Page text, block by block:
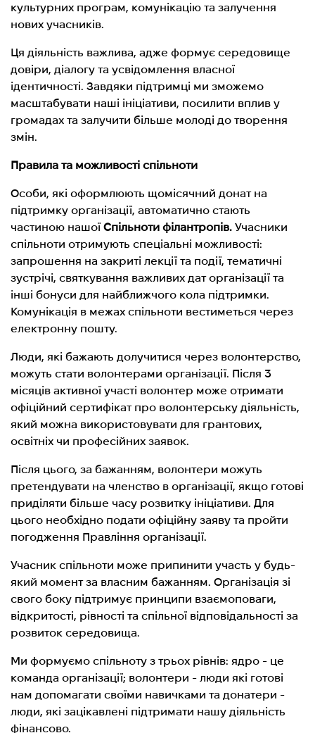
культурних програм, комунікацію та залучення
нових учасників.
Ця діяльність важлива, адже формує середовище
довіри, діалогу та усвідомлення власної
ідентичності. Завдяки підтримці ми зможемо
масштабувати наші ініціативи, посилити вплив у
громадах та залучити більше молоді до творення
змін.
Правила та можливості спільноти
Особи, які оформлюють щомісячний донат на
підтримку організації, автоматично стають
частиною нашоїСпільноти філантропів. Учасники
спільноти отримують спеціальні можливості:
запрошення на закриті лекції та події, тематичні
зустрічі, святкування важливих дат організації та
інші бонуси для найближчого кола підтримки.
Комунікація в межах спільноти вестиметься через
електронну пошту.
Люди, які бажають долучитися через волонтерство,
можуть стати волонтерами організації. Після 3
місяців активної участі волонтер може отримати
офіційний сертифікат про волонтерську діяльність,
який можна використовувати для грантових,
освітніх чи професійних заявок.
Після цього, за бажанням, волонтери можуть
претендувати на членство в організації, якщо готові
приділяти більше часу розвитку ініціативи. Для
цього необхідно подати офіційну заяву та пройти
погодження Правління організації.
Учасник спільноти може припинити участь у будь-
який момент за власним бажанням. Організація зі
свого боку підтримує принципи взаємоповаги,
відкритості, рівності та спільної відповідальності за
розвиток середовища.
Ми формуємо спільноту з трьох рівнів: ядро - це
команда організації; волонтери - люди які готові
нам допомагати своїми навичками та донатери -
люди, які зацікавлені підтримати нашу діяльність
фінансово.